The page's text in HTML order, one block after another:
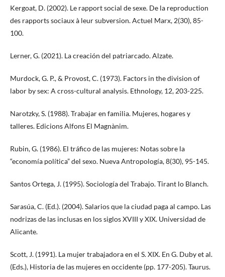
Kergoat, D. (2002). Le rapport social de sexe. De la reproduction
des rapports sociaux à leur subversion. Actuel Marx, 2(30), 85-
100.
Lerner, G. (2021). La creación del patriarcado. Alzate.
Murdock, G. P., & Provost, C. (1973). Factors in the division of
labor by sex: A cross-cultural analysis. Ethnology, 12, 203-225.
Narotzky, S. (1988). Trabajar en familia. Mujeres, hogares y
talleres. Edicions Alfons El Magnànim.
Rubin, G. (1986). El tráfico de las mujeres: Notas sobre la
“economía política” del sexo. Nueva Antropología, 8(30), 95-145.
Santos Ortega, J. (1995). Sociología del Trabajo. Tirant lo Blanch.
Sarasúa, C. (Ed.). (2004). Salarios que la ciudad paga al campo. Las
nodrizas de las inclusas en los siglos XVIII y XIX. Universidad de
Alicante.
Scott, J. (1991). La mujer trabajadora en el S. XIX. En G. Duby et al.
(Eds.), Historia de las mujeres en occidente (pp. 177-205). Taurus.